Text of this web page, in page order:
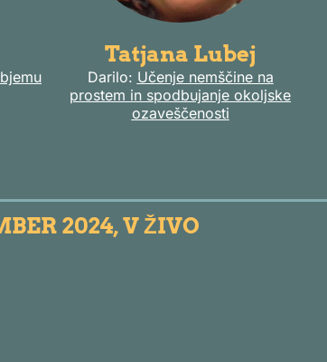
Tatjana Lubej
Darilo: Učenje nemščine na
prostem in spodbujanje okoljske
ozaveščenosti
2024, V ŽIVO